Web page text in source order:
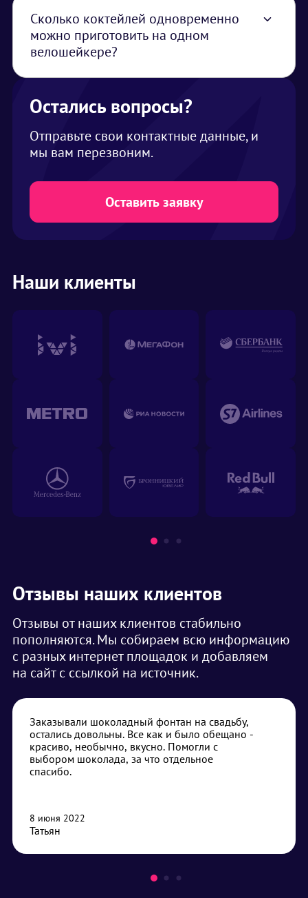
из Москвы
Сколько коктейлей одновременно
можно приготовить на одном
велошейкере?
можно приготовить 3-4 напитка, время
приготовления 2-3 минуты
Остались вопросы?
Отправьте свои контактные данные, и
мы вам перезвоним.
Оставить заявку
Наши клиенты
Отзывы наших клиентов
Отзывы от наших клиентов стабильно
пополняются. Мы собираем всю информацию
с разных интернет площадок и добавляем
на сайт с ссылкой на источник.
Заказывали шоколадный фонтан на свадьбу,
остались довольны. Все как и было обещано -
красиво, необычно, вкусно. Помогли с
выбором шоколада, за что отдельное
спасибо.
8 июня 2022
Татьян